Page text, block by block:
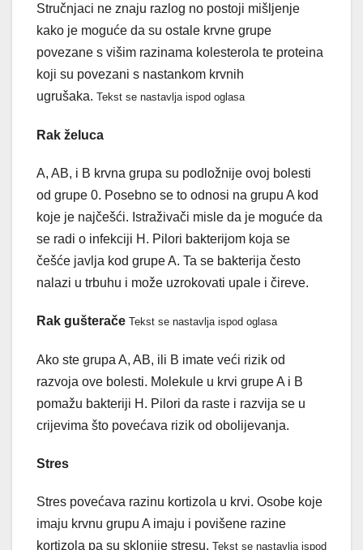
Stručnjaci ne znaju razlog no postoji mišljenje
kako je moguće da su ostale krvne grupe
povezane s višim razinama kolesterola te proteina
koji su povezani s nastankom krvnih
ugrušaka. Tekst se nastavlja ispod oglasa
Rak želuca
A, AB, i B krvna grupa su podložnije ovoj bolesti
od grupe 0. Posebno se to odnosi na grupu A kod
koje je najčešći. Istraživači misle da je moguće da
se radi o infekciji H. Pilori bakterijom koja se
češće javlja kod grupe A. Ta se bakterija često
nalazi u trbuhu i može uzrokovati upale i čireve.
Rak gušterače Tekst se nastavlja ispod oglasa
Ako ste grupa A, AB, ili B imate veći rizik od
razvoja ove bolesti. Molekule u krvi grupe A i B
pomažu bakteriji H. Pilori da raste i razvija se u
crijevima što povećava rizik od obolijevanja.
Stres
Stres povećava razinu kortizola u krvi. Osobe koje
imaju krvnu grupu A imaju i povišene razine
kortizola pa su sklonije stresu. Tekst se nastavlja ispod